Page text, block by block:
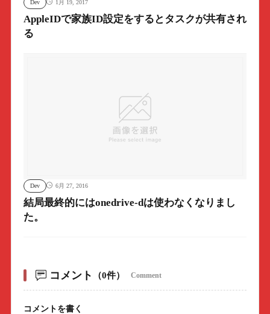
Dev 1月 19, 2017
AppleIDで家族ID設定をするとタスクが共有され
る
Dev 6月 27, 2016
結局最終的にはonedrive-dは使わなくなりまし
た。
コメント （0件） Comment
コメントを書く